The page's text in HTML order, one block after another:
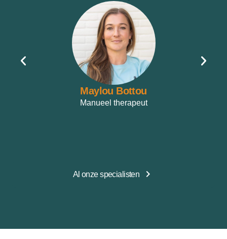
Maylou Bottou
Manueel therapeut
Al onze specialisten